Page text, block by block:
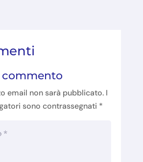
commento
email non sarà pubblicato. I
sono contrassegnati *